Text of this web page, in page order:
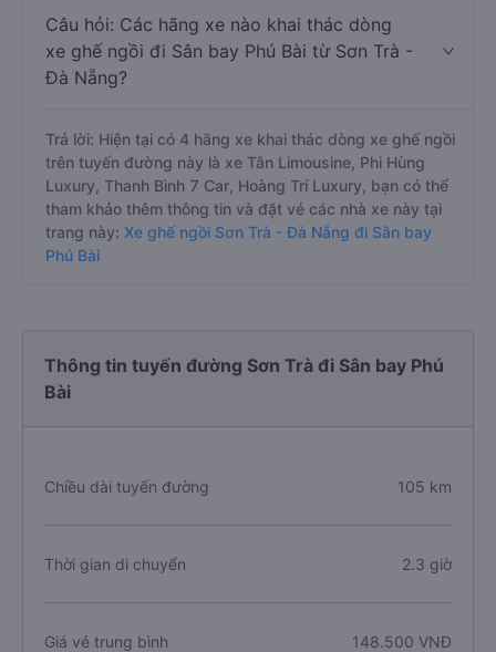
Câu hỏi: Các hãng xe nào khai thác dòng
xe ghế ngồi đi Sân bay Phú Bài từ Sơn Trà -
Đà Nẵng?
Trả lời: Hiện tại có 4 hãng xe khai thác dòng xe ghế ngồi
trên tuyến đường này là xe Tân Limousine, Phi Hùng
Luxury, Thanh Bình 7 Car, Hoàng Trí Luxury, bạn có thể
tham khảo thêm thông tin và đặt vé các nhà xe này tại
trang này: Xe ghế ngồi Sơn Trà - Đà Nẵng đi Sân bay
Phú Bài
Thông tin tuyến đường Sơn Trà đi Sân bay Phú
Bài
Chiều dài tuyến đường 105 km
Thời gian di chuyển 2.3 giờ
Giá vé trung bình 148.500 VNĐ